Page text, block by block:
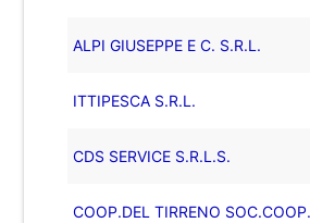
ALPI GIUSEPPE E C. S.R.L.
ITTIPESCA S.R.L.
CDS SERVICE S.R.L.S.
COOP.DEL TIRRENO